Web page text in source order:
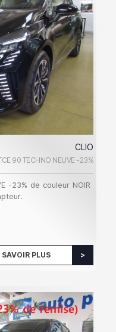
CLIO
90 TECHNO NEUVE -23%
-23% de couleur NOIR
SAVOIR PLUS